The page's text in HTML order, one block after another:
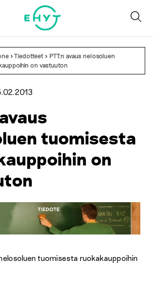
>Tiedotteet > PTT:n avaus nelosoluen
on vastuuton
tuomisesta
on